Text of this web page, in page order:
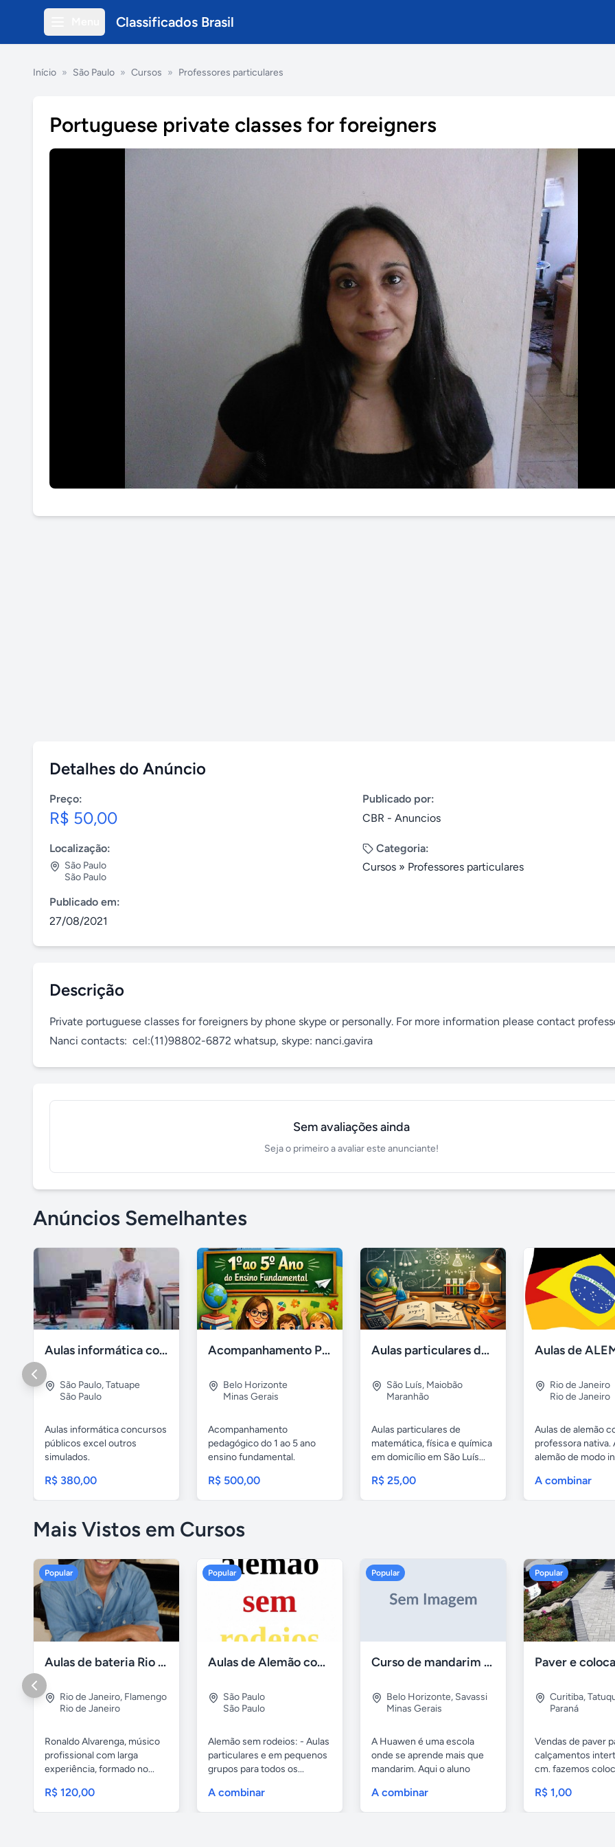
Classificados Brasil
Início » São Paulo » Cursos » Professores particulares
Portuguese private classes for foreigners
Detalhes do Anúncio
Preço:
R$ 50,00
Publicado por:
CBR - Anuncios
Localização:
São Paulo
São Paulo
Categoria:
Cursos » Professores particulares
Publicado em:
27/08/2021
Descrição
Private portuguese classes for foreigners by phone skype or personally. For more information please contact
Nanci contacts:  cel:(11)98802-6872 whatsup, skype: nanci.gavira
Sem avaliações ainda
Seja o primeiro a avaliar este anunciante!
Anúncios Semelhantes
Aulas informática concursos
São Paulo,Tatuape
São Paulo
Aulas informática concursos
públicos excel outros
simulados.
R$ 380,00
Acompanhamento Pedagógico
Belo Horizonte
Minas Gerais
Acompanhamento
pedagógico do 1 ao 5 ano
ensino fundamental.
R$ 500,00
Aulas particulares de matemática, física e química 25 reais
São Luís, Maiobão
Maranhão
Aulas particulares de
matemática, física e química
em domicílio em São Luís...
R$ 25,00
Rio de Janeiro
Rio de Janeiro
Aulas de alemão
professora nativa.
alemão de modo
A combinar
Mais Vistos em Cursos
Popular
Aulas de bateria Rio de Janeiro
Rio de Janeiro, Flamengo
Rio de Janeiro
Ronaldo Alvarenga, músico
profissional com larga
experiência, formado no...
R$ 120,00
Popular
Aulas de Alemão com Professor Nativo
São Paulo
São Paulo
Alemão sem rodeios: - Aulas
particulares e em pequenos
grupos para todos os...
A combinar
Popular
Curso de mandarim em belo horizonte
Belo Horizonte, Savassi
Minas Gerais
A Huawen é uma escola
onde se aprende mais que
mandarim. Aqui o aluno
A combinar
Popular
Curitiba,
Paraná
Vendas de paver
calçamentos
cm. fazemos
R$ 1,00